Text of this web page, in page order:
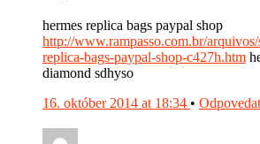
hermes replica bags paypal shop
http://www.rampasso.com.br/arquivos/
replica-bags-paypal-shop-c427h.htm
diamond sdhyso
16. október 2014 at 18:34 •